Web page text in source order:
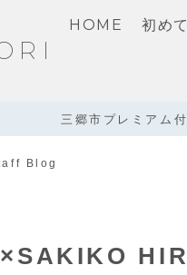
HOME 初め
三郷市プレミアム
Blog